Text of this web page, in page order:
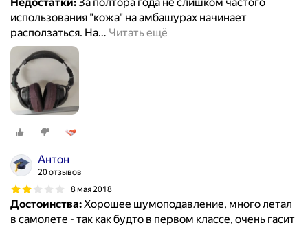
использования "кожа" на амбашурах начинает
расползаться. На… Читать ещё
Антон
20 отзывов
8 мая 2018
Достоинства:Хорошее шумоподавление, много летал
в самолете - так как будто в первом классе, очень гасит